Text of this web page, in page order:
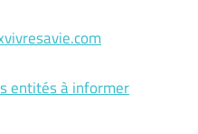
entités à informer